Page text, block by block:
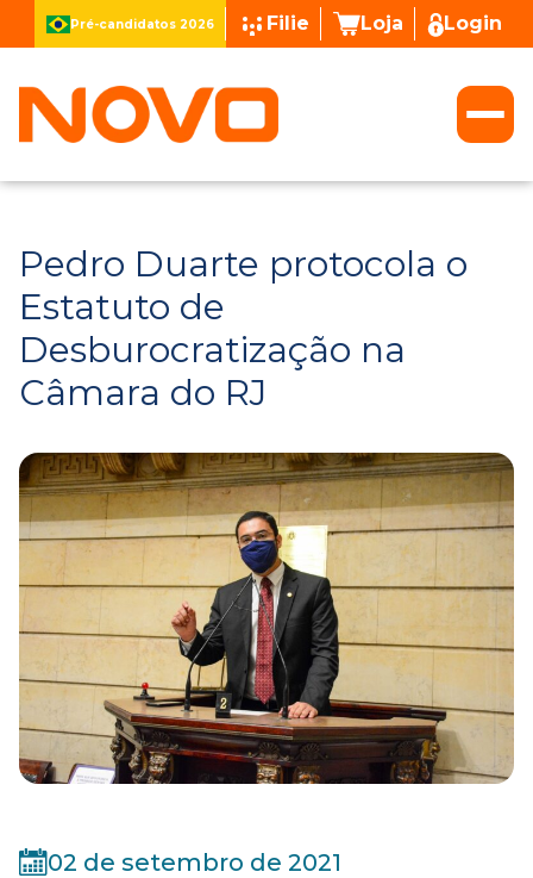
Pré-candidatos 2026 Filie Loja Login
Pedro Duarte protocola o
Estatuto de
Desburocratização na
Câmara do RJ
02 de setembro de 2021